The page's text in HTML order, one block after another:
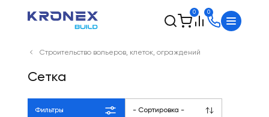
0 0
Строительство вольеров, клеток, ограждений
Сетка
Фильтры - Сортировка -